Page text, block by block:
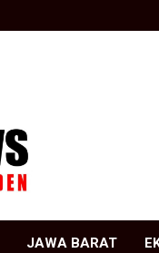
JAWA BARAT